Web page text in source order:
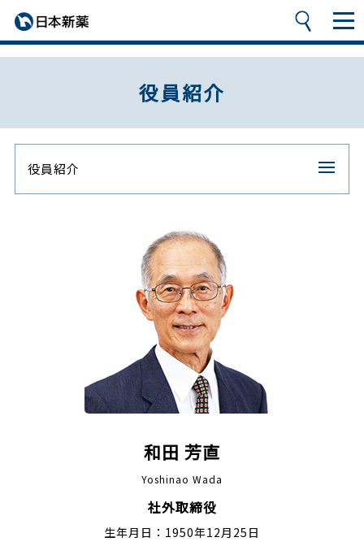
役員紹介
役員紹介
和田 芳直
Yoshinao Wada
社外取締役
生年月日：1950年12月25日